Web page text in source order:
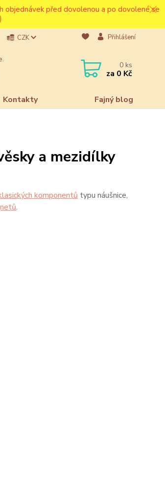
objednávek před dovolenou a po dovolené se
Kontakty Fajný blog
CZK Přihlášení
0 ks
za 0 Kč
a mezidílky
komponentů typu náušnice,
.